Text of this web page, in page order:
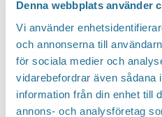
Denna webbplats använder
Vi använder
och annonserna till
för sociala medier och
vidarebefordrar även sådana
information från din enhet till
annons- och analysföretag
Translate
Hem /Natur & Äventyr
Natur &